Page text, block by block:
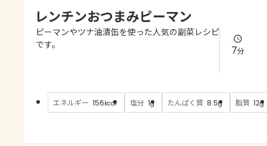
よくあるお問い合わせ
AJINOMOTO PARK とは
レンチンおつまみピーマン
ピーマンやツナ油漬缶を使った人気の副菜レシピ
です。
7分
エネルギー 156kcal 塩分 1g たんぱく質 8.5g 脂質 12g